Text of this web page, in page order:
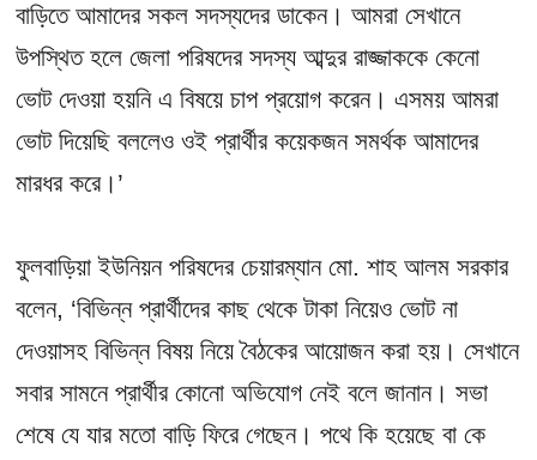
বাড়িতে আমাদের সকল সদস্যদের ডাকেন। আমরা সেখানে
উপস্থিত হলে জেলা পরিষদের সদস্য আব্দুর রাজ্জাককে কেনো
ভোট দেওয়া হয়নি এ বিষয়ে চাপ প্রয়োগ করেন। এসময় আমরা
ভোট দিয়েছি বললেও ওই প্রার্থীর কয়েকজন সমর্থক আমাদের
মারধর করে।’
ফুলবাড়িয়া ইউনিয়ন পরিষদের চেয়ারম্যান মো. শাহ আলম সরকার
বলেন, ‘বিভিন্ন প্রার্থীদের কাছ থেকে টাকা নিয়েও ভোট না
দেওয়াসহ বিভিন্ন বিষয় নিয়ে বৈঠকের আয়োজন করা হয়। সেখানে
সবার সামনে প্রার্থীর কোনো অভিযোগ নেই বলে জানান। সভা
শেষে যে যার মতো বাড়ি ফিরে গেছেন। পথে কি হয়েছে বা কে